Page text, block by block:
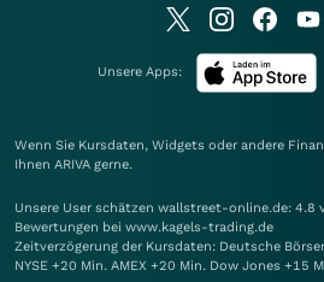
Unsere Apps:
Wenn Sie Kursdaten, Widgets oder andere
Ihnen ARIVA gerne.
Unsere User schätzen wallstreet-online.de: 4.8
Bewertungen bei www.kagels-trading.de
Zeitverzögerung der Kursdaten: Deutsche
NYSE +20 Min. AMEX +20 Min. Dow Jones +15